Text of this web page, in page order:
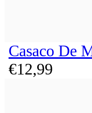
Casaco De
€12,99